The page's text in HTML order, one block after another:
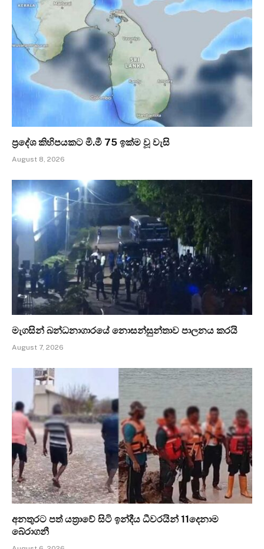
ප්‍රදේශ කිහිපයකට මි.මී 75 ඉක්ම වූ වැසි
August 8, 2026
මැගසින් බන්ධනාගාරයේ නොසන්සුන්තාව පාලනය කරයි
August 7, 2026
අනතුරට පත් යත්‍රාවේ සිටි ඉන්දීය ධීවරයින් 11දෙනාම
බේරාගනී